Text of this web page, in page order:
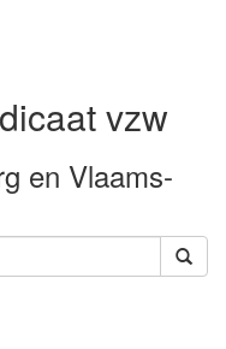
vzw
en Vlaams-